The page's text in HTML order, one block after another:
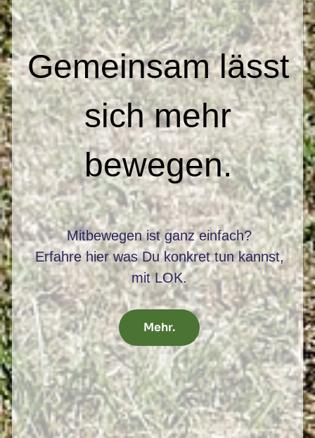
Gemeinsam lässt
sich mehr
bewegen.
Mitbewegen ist ganz einfach?
Erfahre hier was Du konkret tun kannst,
mit LOK.
Mehr.